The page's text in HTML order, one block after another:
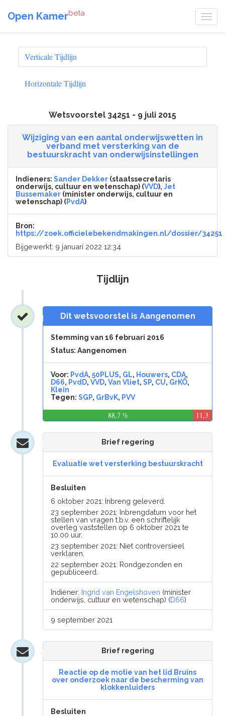
Open Kamerbeta
Verticale Tijdlijn
Horizontale Tijdlijn
Wetsvoorstel 34251 - 9 juli 2015
Wijziging van een aantal onderwijswetten in
verband met versterking van de
bestuurskracht van onderwijsinstellingen
Indieners: Sander Dekker (staatssecretaris
onderwijs, cultuur en wetenschap) (VVD), Jet
Bussemaker (minister onderwijs, cultuur en
wetenschap) (PvdA)
Bron:
https://zoek.officielebekendmakingen.nl/dossier/34251
Bijgewerkt: 9 januari 2022 12:34
Tijdlijn
Dit wetsvoorstel is Aangenomen
Stemming van 16 februari 2016
Status: Aangenomen
Voor: PvdA,50PLUS, GL, Houwers, CDA,
D66, PvdD,VVD,Van Vliet,SP, CU, GrKÖ,
Klein
Tegen: SGP, GrBvK, PVV
88,7 %
11,3
Brief regering
Evaluatie wet versterking bestuurskracht
Besluiten
6 oktober 2021: Inbreng geleverd.
23 september 2021: Inbrengdatum voor het
stellen van vragen t.b.v. een schriftelijk
overleg vaststellen op 6 oktober 2021 te
10.00 uur.
23 september 2021: Niet controversieel
verklaren.
22 september 2021: Rondgezonden en
gepubliceerd.
Indiener: Ingrid van Engelshoven (minister
onderwijs, cultuur en wetenschap) (D66)
9 september 2021
Brief regering
Reactie op de motie van het lid Bruins
over onderzoek naar de bescherming van
klokkenluiders
Besluiten